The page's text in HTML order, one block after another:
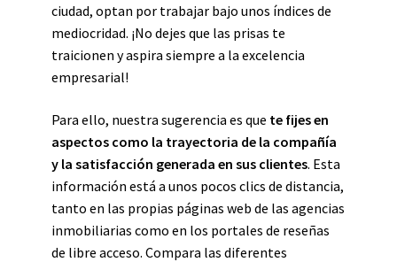
ciudad, optan por trabajar bajo unos índices de
mediocridad. ¡No dejes que las prisas te
traicionen y aspira siempre a la excelencia
empresarial!
Para ello, nuestra sugerencia es que te fijes en
aspectos como la trayectoria de la compañía
y la satisfacción generada en sus clientes. Esta
información está a unos pocos clics de distancia,
tanto en las propias páginas web de las agencias
inmobiliarias como en los portales de reseñas
de libre acceso. Compara las diferentes